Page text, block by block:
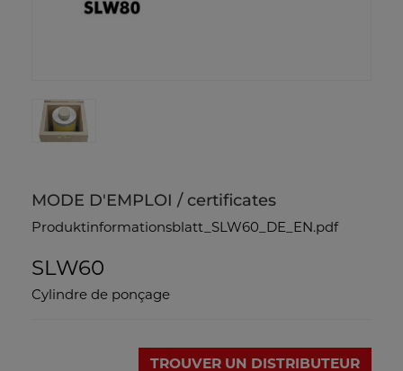
MODE D'EMPLOI / certificates
Produktinformationsblatt_SLW60_DE_EN.pdf
SLW60
Cylindre de ponçage
TROUVER UN DISTRIBUTEUR